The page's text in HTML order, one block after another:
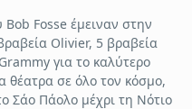
Fosse έμειναν στην
Olivier, 5 βραβεία
για το καλύτερο
θέατρα σε όλο τον κόσμο,
Σάο Πάολο μέχρι τη Νότιο